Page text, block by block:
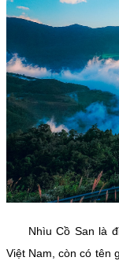
Nhìu Cồ San là
Việt Nam, còn có tên